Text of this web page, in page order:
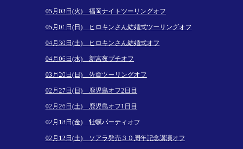
05月03日(火) 福岡ナイトツーリングオフ
05月01日(日) ヒロキンさん結婚式ツーリングオフ
04月30日(土) ヒロキンさん結婚式オフ
04月06日(水) 新宮夜プチオフ
03月20日(日) 佐賀ツーリングオフ
02月27日(日) 鹿児島オフ2日目
02月26日(土) 鹿児島オフ1日目
02月18日(金) 牡蠣パーティオフ
02月12日(土) ソアラ発売３０周年記念講演オフ